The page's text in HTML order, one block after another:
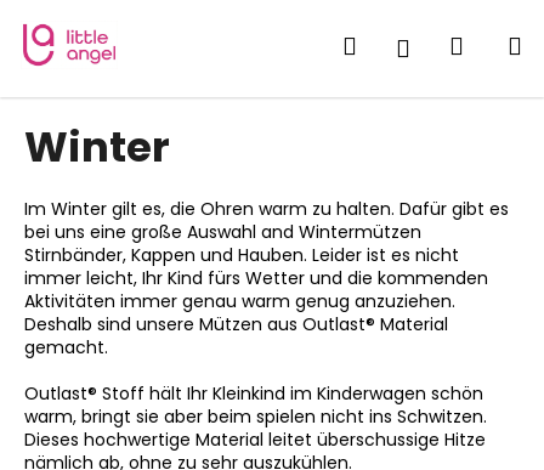
Inhalt
springen
SuchenLogin
Winter
Im Winter gilt es, die Ohren warm zu halten. Dafür gibt es
bei uns eine große Auswahl and Wintermützen
Stirnbänder, Kappen und Hauben. Leider ist es nicht
immer leicht, Ihr Kind fürs Wetter und die kommenden
Aktivitäten immer genau warm genug anzuziehen.
Deshalb sind unsere Mützen aus Outlast® Material
gemacht.
Outlast® Stoff hält Ihr Kleinkind im Kinderwagen schön
warm, bringt sie aber beim spielen nicht ins Schwitzen.
Dieses hochwertige Material leitet überschussige Hitze
nämlich ab, ohne zu sehr auszukühlen.
W
e
Zurück
zum
Zurück
zum
W
a
s
s
u
c
h
e
n
S
i